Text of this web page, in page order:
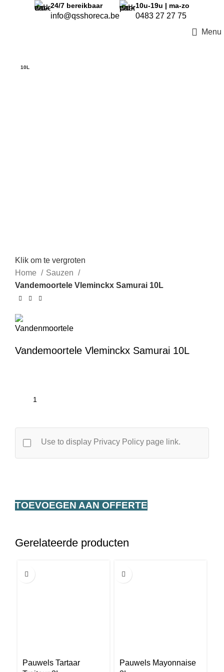
24/7 bereikbaar
info@qsshoreca.be
10u-19u | ma-zo
0483 27 27 75
Menu
10L
Klik om te vergroten
Home
Sauzen
Vandemoortele Vleminckx Samurai 10L
Vandemoortele Vleminckx Samurai 10L
Use to display Privacy Policy page link.
TOEVOEGEN AAN OFFERTE
Gerelateerde producten
3L
Pauwels Tartaar
3L
Pauwels Mayonnaise